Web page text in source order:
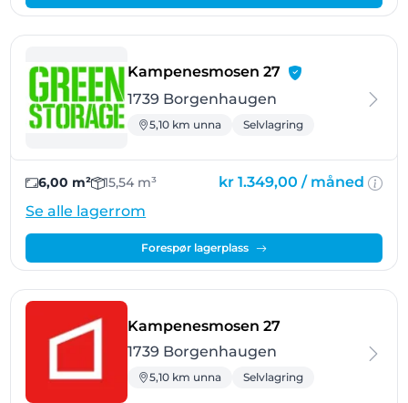
Kampenesmosen 27- Borgenhaugen
1739 Borgenhaugen
5,10 km unna Selvlagring
6,00 m² 15,54 m³ kr 1.349,00 / måned
Se alle lagerrom
Forespør lagerplass
Kampenesmosen 27- Borgenhaugen
1739 Borgenhaugen
5,10 km unna Selvlagring